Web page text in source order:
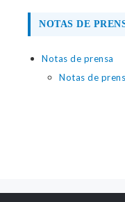
NOTAS DE
Notas de prensa
Notas de